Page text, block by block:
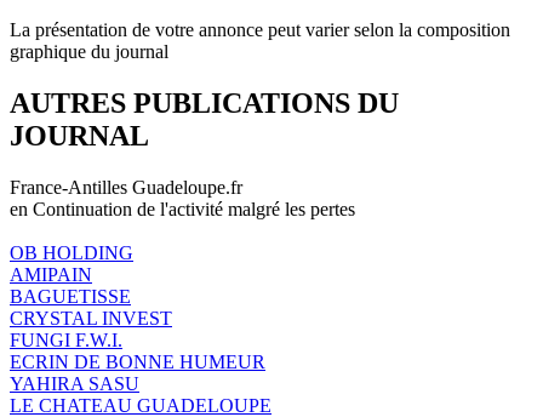
La présentation de votre annonce peut varier selon la composition
graphique du journal
AUTRES PUBLICATIONS DU
JOURNAL
France-Antilles Guadeloupe.fr
en Continuation de l'activité malgré les pertes
OB HOLDING
AMIPAIN
BAGUETISSE
CRYSTAL INVEST
FUNGI F.W.I.
ECRIN DE BONNE HUMEUR
YAHIRA SASU
LE CHATEAU GUADELOUPE